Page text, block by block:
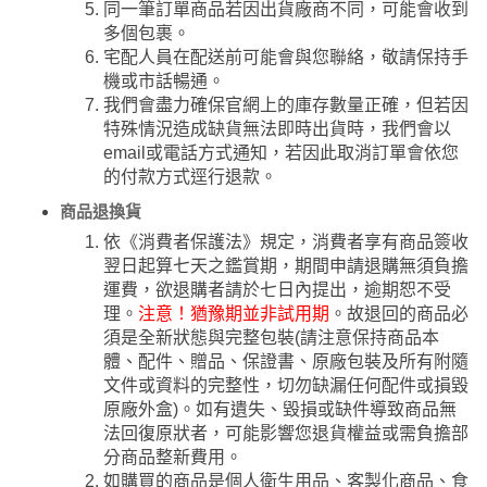
同一筆訂單商品若因出貨廠商不同，可能會收到
多個包裹。
宅配人員在配送前可能會與您聯絡，敬請保持手
機或市話暢通。
我們會盡力確保官網上的庫存數量正確，但若因
特殊情況造成缺貨無法即時出貨時，我們會以
email或電話方式通知，若因此取消訂單會依您
的付款方式逕行退款。
商品退換貨
依《消費者保護法》規定，消費者享有商品簽收
翌日起算七天之鑑賞期，期間申請退購無須負擔
運費，欲退購者請於七日內提出，逾期恕不受
理。 注意！猶豫期並非試用期 。故退回的商品必
須是全新狀態與完整包裝(請注意保持商品本
體、配件、贈品、保證書、原廠包裝及所有附隨
文件或資料的完整性，切勿缺漏任何配件或損毀
原廠外盒)。如有遺失、毀損或缺件導致商品無
法回復原狀者，可能影響您退貨權益或需負擔部
分商品整新費用。
如購買的商品是個人衛生用品、客製化商品、食